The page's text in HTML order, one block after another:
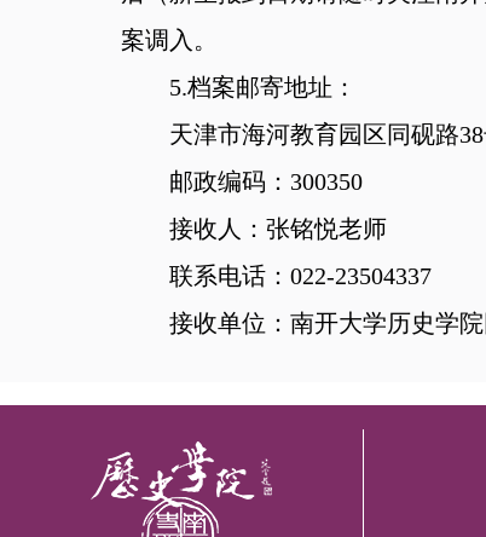
案调入。
5.档案邮寄地址：
天津市海河教育园区同砚路
邮政编码： 300350
接收人：张铭悦老师
联系电话： 022-23504337
接收单位：南开大学历史学